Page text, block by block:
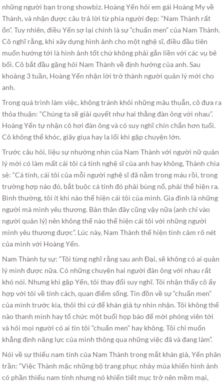
những người bạn trong showbiz. Hoàng Yến hỏi em gái Hoàng My về
Thành, và nhận được câu trả lời từ phía người đẹp: “Nam Thành rất
ổn”. Tuy nhiên, điều Yến sợ lại chính là sự “chuẩn men” của Nam Thành.
Cô nghĩ rằng, khi xây dựng hình ảnh cho một nghệ sĩ, điều đầu tiên
muốn hướng tới là hình ảnh tốt chứ không phải gắn liền với các vụ bê
bối. Cô bắt đầu gặng hỏi Nam Thành về định hướng của anh. Sau
khoảng 3 tuần, Hoàng Yến nhận lời trở thành người quản lý mới cho
anh.
Trong quá trình làm việc, không tránh khỏi những mâu thuẫn, cô đưa ra
thỏa thuận: “Chúng ta sẽ giải quyết như hai thằng đàn ông với nhau”.
Hoàng Yến tự nhận cô hơi đàn ông và có suy nghĩ chín chắn hơn tuổi.
Cô không thể khóc, giãy giụa hay la lối khi gặp chuyện lớn.
Trước câu hỏi, liệu sự nhường nhịn của Nam Thành với người nữ quản
lý mới có làm mất cái tôi cá tính nghệ sĩ của anh hay không, Thành chia
sẻ: “Cá tính, cái tôi của mỗi người nghệ sĩ đã nằm trong máu rồi, trong
trường hợp nào đó, bắt buộc cá tính đó phải bùng nổ, phải thể hiện ra.
Bình thường, tôi ít khi nào thể hiện cái tôi của mình. Gia đình là những
người mà mình yêu thương. Bản thân đây cũng vậy nữa (anh chỉ vào
người quản lý) nên không thể nào thể hiện cái tôi với những người
mình yêu thương được”. Lúc này, Nam Thành thể hiện tình cảm rõ nét
của mình với Hoàng Yến.
Nam Thành tự sự: “Tôi từng nghĩ rằng sau anh Đại, sẽ không có ai quản
lý mình được nữa. Có những chuyện hai người đàn ông với nhau rất
khó nói. Nhưng khi gặp Yến, tôi thay đổi suy nghĩ. Tôi nhận thấy cô ấy
hợp với tôi về tính cách, quan điểm sống. Tin đồn về sự “chuẩn men”
của mình trước kia, thôi thì cứ để khán giả tự nhìn nhận. Tôi không thể
nào thanh minh hay tổ chức một buổi họp báo để mời phóng viên tới
và hỏi mọi người có ai tin tôi “chuẩn men” hay không. Tôi chỉ muốn
khẳng định năng lực của mình thông qua những việc đã và đang làm”.
Nói về sự thiếu nam tính của Nam Thành trong mắt khán giả, Yến phân
trần: “Việc Thành mặc những bộ trang phục nhảy múa khiến hình ảnh
có phần thiếu nam tính nhưng nó khiến tiết mục trở nên mềm mại,